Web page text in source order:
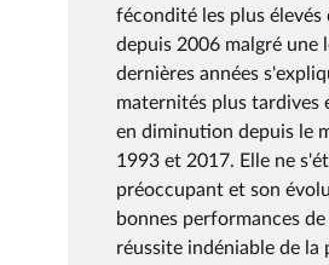
fécondité les plus
depuis 2006 malgré une
dernières années
maternités plus tardives
en diminution depuis le
1993 et 2017. Elle ne
préoccupant et son
bonnes performances
réussite indéniable de